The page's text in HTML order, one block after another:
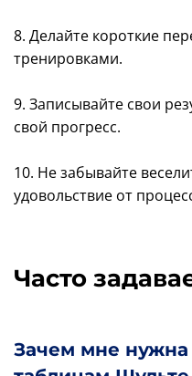
8. Делайте короткие
тренировками.
9. Записывайте свои
свой прогресс.
10. Не забывайте
удовольствие от
Часто
Зачем мне нужна